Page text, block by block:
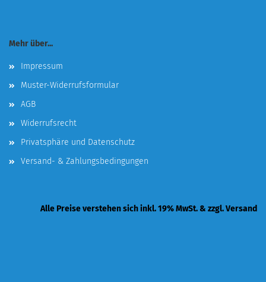
Mehr über...
Impressum
Muster-Widerrufsformular
AGB
Widerrufsrecht
Privatsphäre und Datenschutz
Versand- & Zahlungsbedingungen
Alle Preise verstehen sich inkl. 19% MwSt. & zzgl. Versand